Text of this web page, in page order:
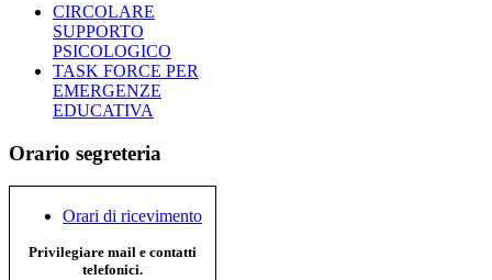
CIRCOLARE
SUPPORTO
PSICOLOGICO
TASK FORCE PER
EMERGENZE
EDUCATIVA
Orario segreteria
Orari di ricevimento
Privilegiare mail e contatti
telefonici.